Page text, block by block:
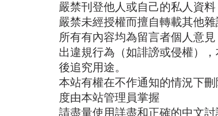
嚴禁刊登他人或自己的私人資
嚴禁未經授權而擅自轉載其他
所有有內容均為留言者個人意
出違規行為（如誹謗或侵權）
後追究用途。
本站有權在不作通知的情況下
度由本站管理員掌握
請盡量使用詳盡和正確的中文